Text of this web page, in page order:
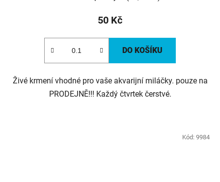
50 Kč
DO KOŠÍKU
Živé krmení vhodné pro vaše akvarijní miláčky. pouze na
PRODEJNĚ!!! Každý čtvrtek čerstvé.
Kód: 9984